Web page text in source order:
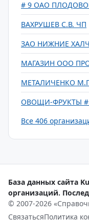
# 9 ОАО
ВАХРУШЕВ С.В. ЧП
ЗАО НИЖНИЕ
МАГАЗИН ООО
МЕТАЛИЧЕНКО
ОВОЩИ-ФРУКТЫ
Все 406
База данных сайта
организаций.
© 2007-2026
СвязатьсяПолитика